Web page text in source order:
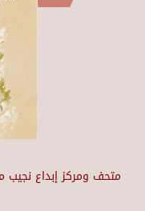
متحف ومركز إبداع نجيب محفوظ ١١٤ عاماً على